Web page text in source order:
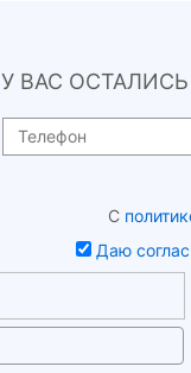
У ВАС
С
Даю